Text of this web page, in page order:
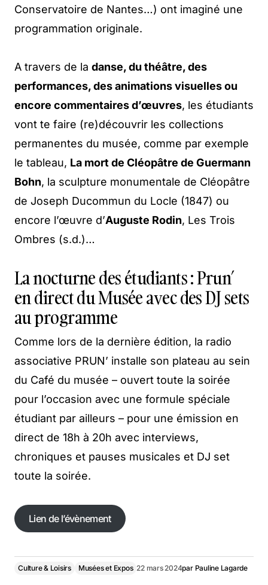
Conservatoire de Nantes…) ont imaginé une
programmation originale.
A travers de la danse, du théâtre, des
performances, des animations visuelles ou
encore commentaires d’œuvres, les étudiants
vont te faire (re)découvrir les collections
permanentes du musée, comme par exemple
le tableau, La mort de Cléopâtre de Guermann
Bohn, la sculpture monumentale de Cléopâtre
de Joseph Ducommun du Locle (1847) ou
encore l’œuvre d’Auguste Rodin, Les Trois
Ombres (s.d.)…
La nocturne des étudiants : Prun’
en direct du Musée avec des DJ sets
au programme
Comme lors de la dernière édition, la radio
associative PRUN’ installe son plateau au sein
du Café du musée – ouvert toute la soirée
pour l’occasion avec une formule spéciale
étudiant par ailleurs – pour une émission en
direct de 18h à 20h avec interviews,
chroniques et pauses musicales et DJ set
toute la soirée.
Lien de l’évènement
Lien de l’évènement
Culture & Loisirs Musées et Expos 22 mars 2024par Pauline Lagarde